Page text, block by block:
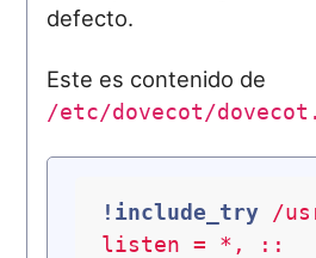
defecto.
Este es contenido de
/etc/dovecot/
!include_try
/
listen = *,
::